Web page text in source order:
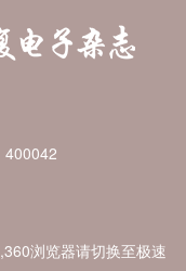
400042
浏览器请切换至极速